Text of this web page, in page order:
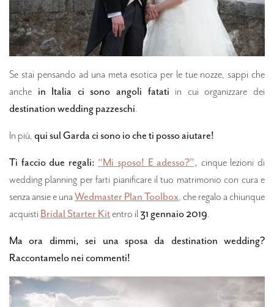
Se stai pensando ad una meta esotica per le tue nozze, sappi che
anche in Italia ci sono angoli fatati in cui organizzare dei
destination wedding pazzeschi.
In più,qui sul Garda ci sono io che ti posso aiutare!
Ti faccio due regali: “Mi sposo! E adesso?”, cinque lezioni di
wedding planning per farti pianificare il tuo matrimonio con cura e
senza ansie e unaWedmaster Plan Toolbox, che regalo a chiunque
acquisti Bridal Starter Kitentro il31 gennaio 2019.
Ma ora dimmi, sei una sposa da destination wedding?
Raccontamelo nei commenti!